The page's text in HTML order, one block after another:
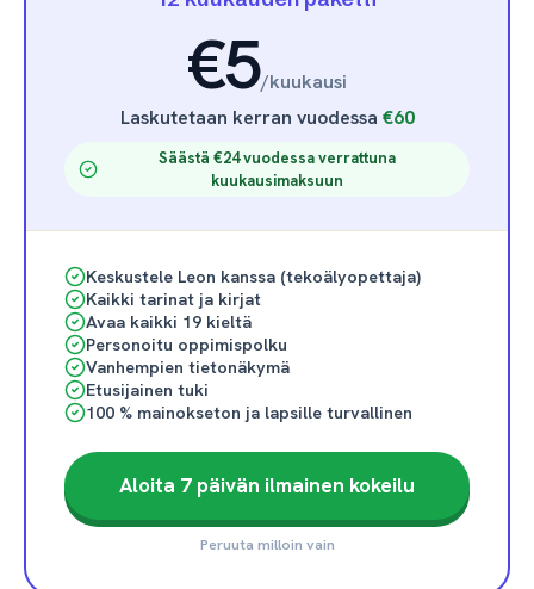
€5/kuukausi
Laskutetaan kerran vuodessa €60
Säästä €24 vuodessa verrattuna
kuukausimaksuun
Keskustele Leon kanssa (tekoälyopettaja)
Kaikki tarinat ja kirjat
Avaa kaikki 19 kieltä
Personoitu oppimispolku
Vanhempien tietonäkymä
Etusijainen tuki
100 % mainokseton ja lapsille turvallinen
Aloita 7 päivän ilmainen kokeilu
Peruuta milloin vain